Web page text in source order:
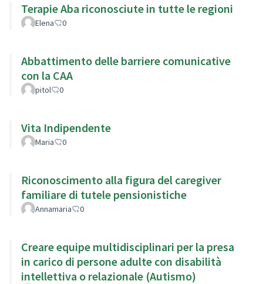
Terapie Aba riconosciute in tutte le regioni
Elena 0
Abbattimento delle barriere comunicative
con la CAA
pitol 0
Vita Indipendente
Maria 0
Riconoscimento alla figura del caregiver
familiare di tutele pensionistiche
Annamaria 0
Creare equipe multidisciplinari per la presa
in carico di persone adulte con disabilità
intellettiva o relazionale (Autismo)